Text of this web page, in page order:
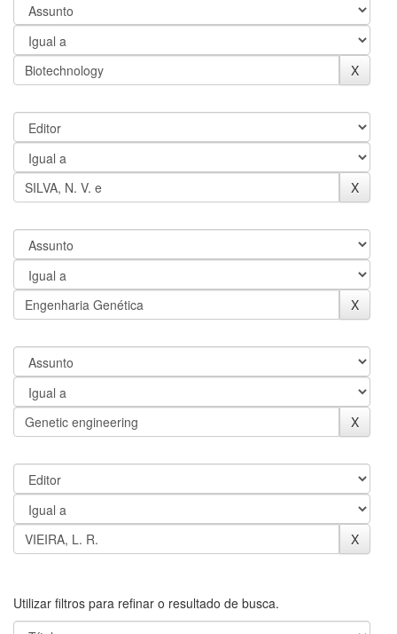
Utilizar filtros para refinar o resultado de busca.